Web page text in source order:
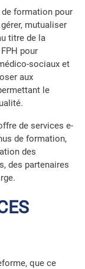
formation pour
mutualiser
titre de la
pour
sociaux et
aux
le
de services e-
de formation,
des
des partenaires
que ce